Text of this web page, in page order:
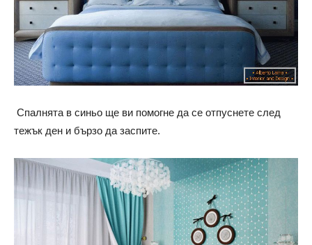
Спалнята в синьо ще ви помогне да се отпуснете след
тежък ден и бързо да заспите.